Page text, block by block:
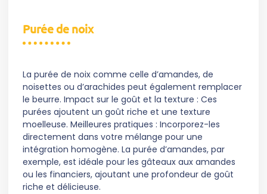
Purée de noix
La purée de noix comme celle d’amandes, de
noisettes ou d’arachides peut également remplacer
le beurre. Impact sur le goût et la texture : Ces
purées ajoutent un goût riche et une texture
moelleuse. Meilleures pratiques : Incorporez-les
directement dans votre mélange pour une
intégration homogène. La purée d’amandes, par
exemple, est idéale pour les gâteaux aux amandes
ou les financiers, ajoutant une profondeur de goût
riche et délicieuse.